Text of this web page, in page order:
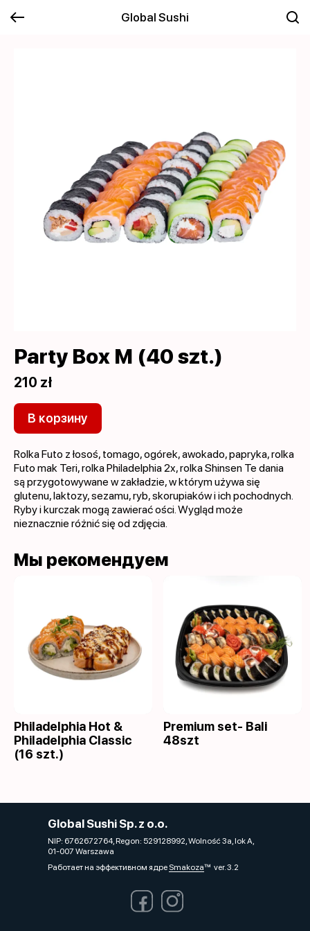
Global Sushi
Party Box M (40 szt.)
210 zł
В корзину
Rolka Futo z łosoś, tomago, ogórek, awokado, papryka, rolka
Futo mak Teri, rolka Philadelphia 2x, rolka Shinsen Te dania
są przygotowywane w zakładzie, w którym używa się
glutenu, laktozy, sezamu, ryb, skorupiaków i ich pochodnych.
Ryby i kurczak mogą zawierać ości. Wygląd może
nieznacznie różnić się od zdjęcia.
Мы рекомендуем
Philadelphia Hot &
Philadelphia Classic
(16 szt.)
Premium set- Bali
48szt
Global Sushi Sp. z o.o.
NIP: 6762672764, Regon: 529128992, Wolność 3a, lok A,
01-007 Warszawa
Работает на эффективном ядре Smakozaver. 3.2